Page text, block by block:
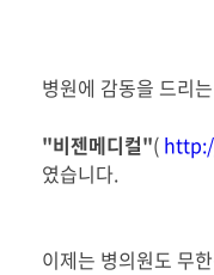
병원에 감동을 드리는
"비젠메디컬"(
였습니다.
이제는 병의원도 무